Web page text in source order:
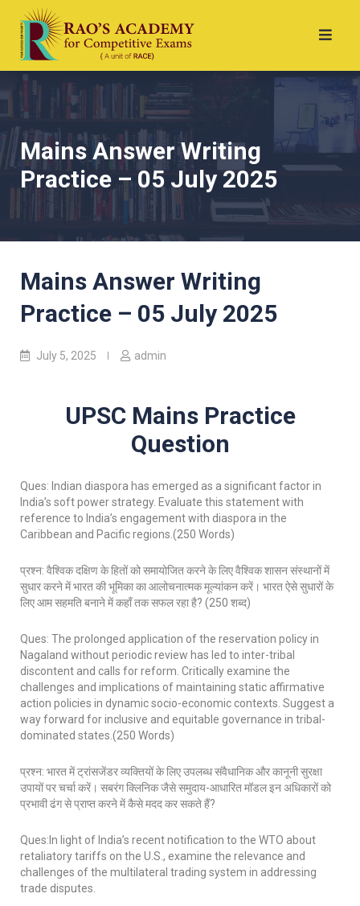
Mains Answer Writing
Practice – 05 July 2025
Mains Answer Writing
Practice – 05 July 2025
July 5, 2025 admin
UPSC Mains Practice
Question
Ques: Indian diaspora has emerged as a significant factor in
India’s soft power strategy. Evaluate this statement with
reference to India’s engagement with diaspora in the
Caribbean and Pacific regions.(250 Words)
प्रश्न: वैश्विक दक्षिण के हितों को समायोजित करने के लिए वैश्विक शासन संस्थानों में
सुधार करने में भारत की भूमिका का आलोचनात्मक मूल्यांकन करें। भारत ऐसे सुधारों के
लिए आम सहमति बनाने में कहाँ तक सफल रहा है? (250 शब्द)
Ques: The prolonged application of the reservation policy in
Nagaland without periodic review has led to inter-tribal
discontent and calls for reform. Critically examine the
challenges and implications of maintaining static affirmative
action policies in dynamic socio-economic contexts. Suggest a
way forward for inclusive and equitable governance in tribal-
dominated states.(250 Words)
प्रश्न: भारत में ट्रांसजेंडर व्यक्तियों के लिए उपलब्ध संवैधानिक और कानूनी सुरक्षा
उपायों पर चर्चा करें। सबरंग क्लिनिक जैसे समुदाय-आधारित मॉडल इन अधिकारों को
प्रभावी ढंग से प्राप्त करने में कैसे मदद कर सकते हैं?
Ques:In light of India’s recent notification to the WTO about
retaliatory tariffs on the U.S., examine the relevance and
challenges of the multilateral trading system in addressing
trade disputes.